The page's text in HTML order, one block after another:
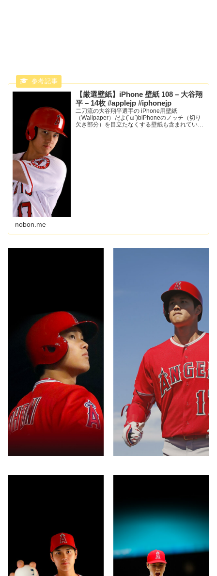
【厳選壁紙】iPhone 壁紙 108 – 大谷翔
平 – 14枚 #applejp #iphonejp
二刀流の大谷翔平選手の iPhone用壁紙
（Wallpaper）だよ(´ω`)biPhoneのノッチ（切り
欠き部分）を目立たなくする壁紙も含まれていま
nobon.me